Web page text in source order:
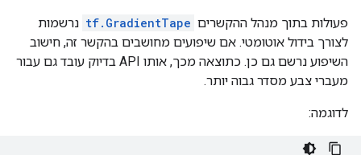
פעולות בתוך מנהל ההקשרים tf.GradientTape נרשמות
לצורך בידול אוטומטי. אם שיפועים מחושבים בהקשר זה, חישוב
השיפוע נרשם גם כן. כתוצאה מכך, אותו API בדיוק עובד גם עבור
מעברי צבע מסדר גבוה יותר.
לדוגמה: